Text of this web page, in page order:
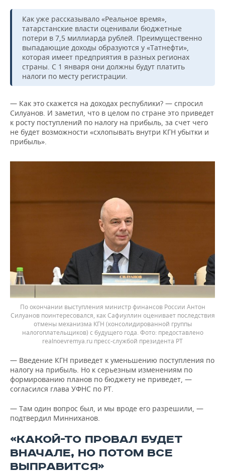
Как уже рассказывало «Реальное время»,
татарстанские власти оценивали бюджетные
потери в 7,5 миллиарда рублей. Преимущественно
выпадающие доходы образуются у «Татнефти»,
которая имеет предприятия в разных регионах
страны. С 1 января они должны будут платить
налоги по месту регистрации.
— Как это скажется на доходах республики? — спросил
Силуанов. И заметил, что в целом по стране это приведет
к росту поступлений по налогу на прибыль, за счет чего
не будет возможности «схлопывать внутри КГН убытки и
прибыль».
По окончании выступления министр финансов России Антон
Силуанов поинтересовался, как Сафиуллин оценивает последствия
отмены механизма КГН (консолидированной группы
налогоплательщиков) с будущего года.
предоставлено
realnoevremya.ru пресс-службой президента РТ
— Введение КГН приведет к уменьшению поступления по
налогу на прибыль. Но к серьезным изменениям по
формированию планов по бюджету не приведет, —
согласился глава УФНС по РТ.
— Там один вопрос был, и мы вроде его разрешили, —
подтвердил Минниханов.
«КАКОЙ-ТО ПРОВАЛ БУДЕТ
ВНАЧАЛЕ, НО ПОТОМ ВСЕ
ВЫПРАВИТСЯ»